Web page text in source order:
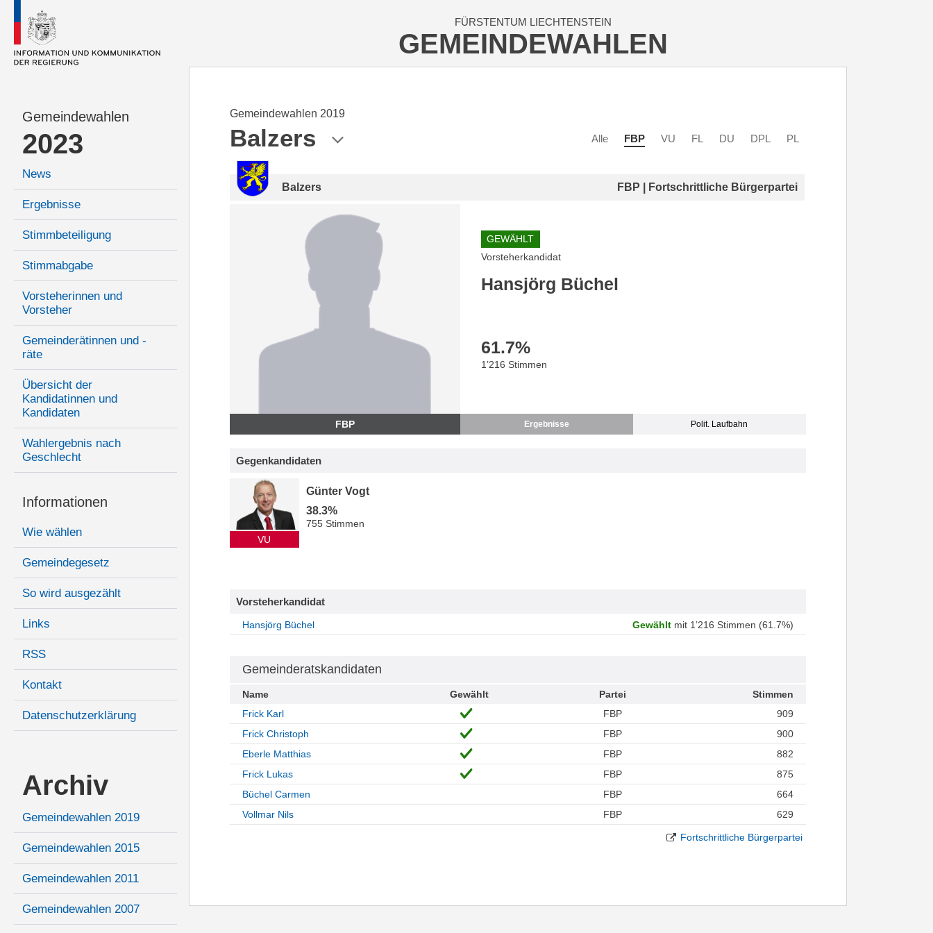
FÜRSTENTUM LIECHTENSTEIN
GEMEINDEWAHLEN
Gemeindewahlen
2023
News
Ergebnisse
Stimmbeteiligung
Stimmabgabe
Vorsteherinnen und
Vorsteher
Gemeinderätinnen und -
räte
Übersicht der
Kandidatinnen und
Kandidaten
Wahlergebnis nach
Geschlecht
Informationen
Wie wählen
Gemeindegesetz
So wird ausgezählt
Links
RSS
Kontakt
Datenschutzerklärung
Archiv
Gemeindewahlen 2019
Gemeindewahlen 2015
Gemeindewahlen 2011
Gemeindewahlen 2007
Gemeindewahlen 2019
Balzers Alle FBP VU FL DU DPL PL
Balzers FBP | Fortschrittliche Bürgerpartei
FBP
GEWÄHLT
Vorsteherkandidat
Hansjörg Büchel
61.7%
1’216 Stimmen
Ergebnisse Polit. Laufbahn
Gegenkandidaten
VU
Günter Vogt
38.3%
755 Stimmen
Vorsteherkandidat
Hansjörg Büchel Gewähltmit 1’216 Stimmen (61.7%)
Gemeinderatskandidaten
Name Gewählt Partei
Stimmen
Frick Karl
FBP
909
Frick Christoph
FBP
900
Eberle Matthias
FBP
882
Frick Lukas
FBP
875
Büchel Carmen
FBP
664
Vollmar Nils
FBP 629
Fortschrittliche Bürgerpartei